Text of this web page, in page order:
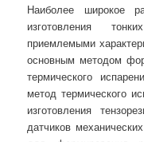
Наиболее широкое
изготовления
приемлемыми
основным методом
термического
метод термического
изготовления
датчиков